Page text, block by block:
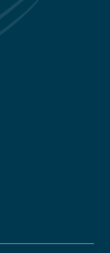
im Bereich
auf der K